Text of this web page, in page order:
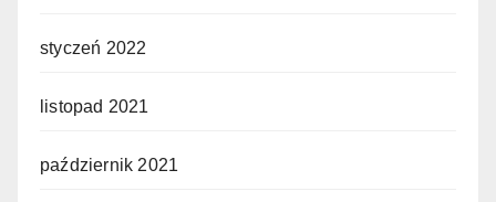
styczeń 2022
listopad 2021
październik 2021